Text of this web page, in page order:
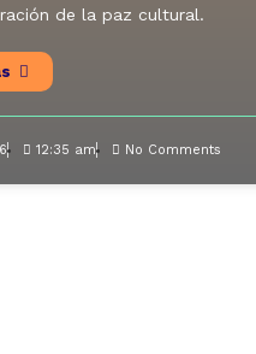
de la paz cultural.
12:35 am No Comments